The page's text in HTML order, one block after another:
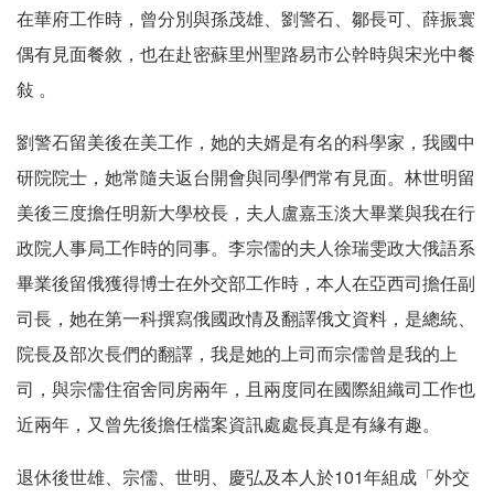
在華府工作時，曾分別與孫茂雄、劉警石、鄒長可、薛振寰
偶有見面餐敘，也在赴密蘇里州聖路易市公幹時與宋光中餐
敍 。
劉警石留美後在美工作，她的夫婿是有名的科學家，我國中
研院院士，她常隨夫返台開會與同學們常有見面。林世明留
美後三度擔任明新大學校長，夫人盧嘉玉淡大畢業與我在行
政院人事局工作時的同事。李宗儒的夫人徐瑞雯政大俄語系
畢業後留俄獲得博士在外交部工作時，本人在亞西司擔任副
司長，她在第一科撰寫俄國政情及翻譯俄文資料，是總統、
院長及部次長們的翻譯，我是她的上司而宗儒曾是我的上
司，與宗儒住宿舍同房兩年，且兩度同在國際組織司工作也
近兩年，又曾先後擔任檔案資訊處處長真是有緣有趣。
退休後世雄、宗儒、世明、慶弘及本人於101年組成「外交